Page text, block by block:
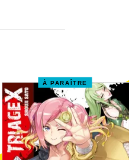
À PARAÎTRE